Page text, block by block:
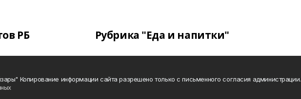
РБ Рубрика "Еда и напитки"
Копирование информации сайта разрешено только с письменного согласия администрации.